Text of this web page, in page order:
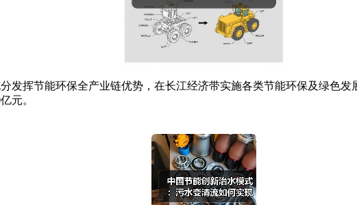
挥节能环保全产业链优势，在长江经济带实施各类节能环保及绿色发
元。